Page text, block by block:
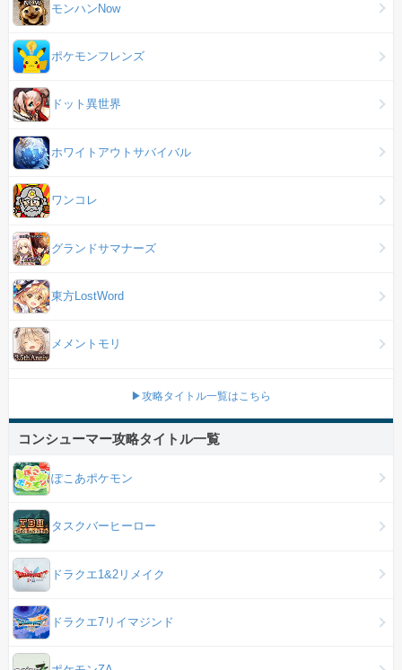
モンハンNow
ポケモンフレンズ
ドット異世界
ホワイトアウトサバイバル
ワンコレ
グランドサマナーズ
東方LostWord
メメントモリ
▶攻略タイトル一覧はこちら
コンシューマー攻略タイトル一覧
ぽこあポケモン
タスクバーヒーロー
ドラクエ1&2リメイク
ドラクエ7リイマジンド